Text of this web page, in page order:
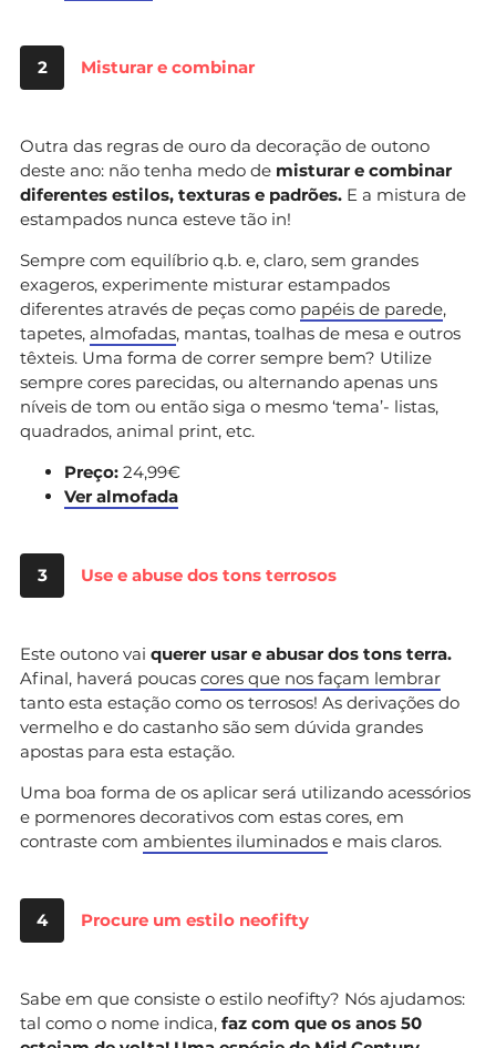
2 Misturar e combinar
Outra das regras de ouro da decoração de outono
deste ano: não tenha medo de misturar e combinar
diferentes estilos, texturas e padrões. E a mistura de
estampados nunca esteve tão in!
Sempre com equilíbrio q.b. e, claro, sem grandes
exageros, experimente misturar estampados
diferentes através de peças como papéis de parede,
tapetes, almofadas, mantas, toalhas de mesa e outros
têxteis. Uma forma de correr sempre bem? Utilize
sempre cores parecidas, ou alternando apenas uns
níveis de tom ou então siga o mesmo ‘tema’- listas,
quadrados, animal print, etc.
Preço: 24,99€
Ver almofada
3 Use e abuse dos tons terrosos
Este outono vai querer usar e abusar dos tons terra.
Afinal, haverá poucas cores que nos façam lembrar
tanto esta estação como os terrosos! As derivações do
vermelho e do castanho são sem dúvida grandes
apostas para esta estação.
Uma boa forma de os aplicar será utilizando acessórios
e pormenores decorativos com estas cores, em
contraste com ambientes iluminados e mais claros.
4 Procure um estilo neofifty
Sabe em que consiste o estilo neofifty? Nós ajudamos:
tal como o nome indica, faz com que os anos 50